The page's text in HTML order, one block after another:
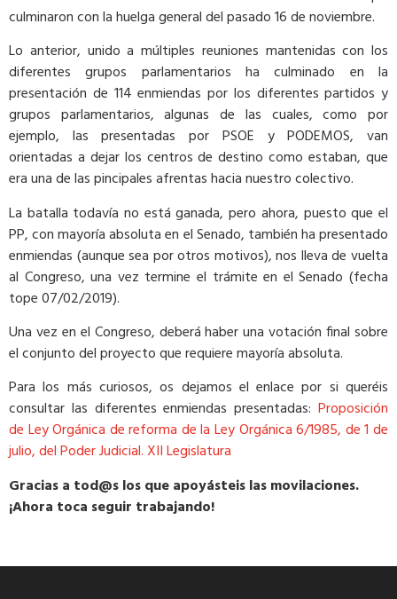
culminaron con la huelga general del pasado 16 de noviembre.
Lo anterior, unido a múltiples reuniones mantenidas con los
diferentes grupos parlamentarios ha culminado en la
presentación de 114 enmiendas por los diferentes partidos y
grupos parlamentarios, algunas de las cuales, como por
ejemplo, las presentadas por PSOE y PODEMOS, van
orientadas a dejar los centros de destino como estaban, que
era una de las pincipales afrentas hacia nuestro colectivo.
La batalla todavía no está ganada, pero ahora, puesto que el
PP, con mayoría absoluta en el Senado, también ha presentado
enmiendas (aunque sea por otros motivos), nos lleva de vuelta
al Congreso, una vez termine el trámite en el Senado (fecha
tope 07/02/2019).
Una vez en el Congreso, deberá haber una votación final sobre
el conjunto del proyecto que requiere mayoría absoluta.
Para los más curiosos, os dejamos el enlace por si queréis
consultar las diferentes enmiendas presentadas: Proposición
de Ley Orgánica de reforma de la Ley Orgánica 6/1985, de 1 de
julio, del Poder Judicial. XII Legislatura
Gracias a tod@s los que apoyásteis las movilaciones.
¡Ahora toca seguir trabajando!